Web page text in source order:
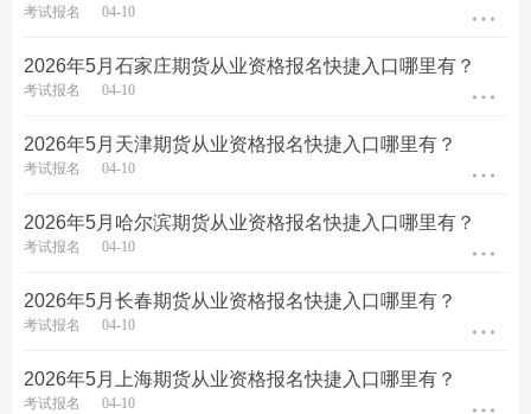
（一） 期货从业资格考试的基本报名条件
1.年龄：年满 18 周岁；
2.能力：具有完全民事行为能力;
3.学历：具有高中以上文化程度;
考试报名 04-10
2026年5月石家庄期货从业资格报名快捷入口哪里有？
考试报名 04-10
2026年5月天津期货从业资格报名快捷入口哪里有？
考试报名 04-10
2026年5月哈尔滨期货从业资格报名快捷入口哪里有？
考试报名 04-10
2026年5月长春期货从业资格报名快捷入口哪里有？
考试报名 04-10
2026年5月上海期货从业资格报名快捷入口哪里有？
考试报名 04-10